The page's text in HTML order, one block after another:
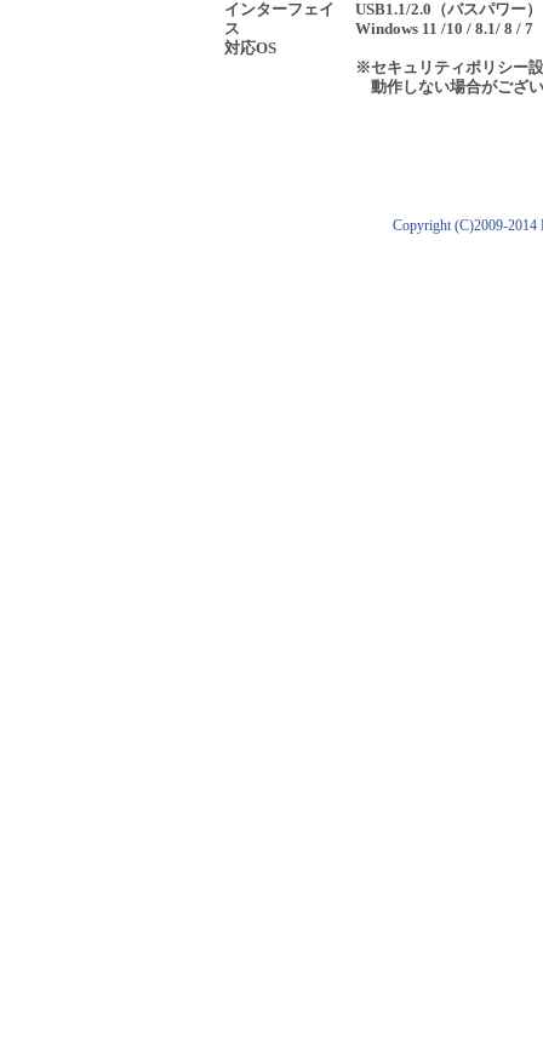
USB1.1/2.0（バスパワー）
Windows 11 /10 / 8.1/ 8 / 7
※セキュリティポリシー
動作しない場合がござ
インターフェイ
ス
対応OS
Copyright (C)2009-2014